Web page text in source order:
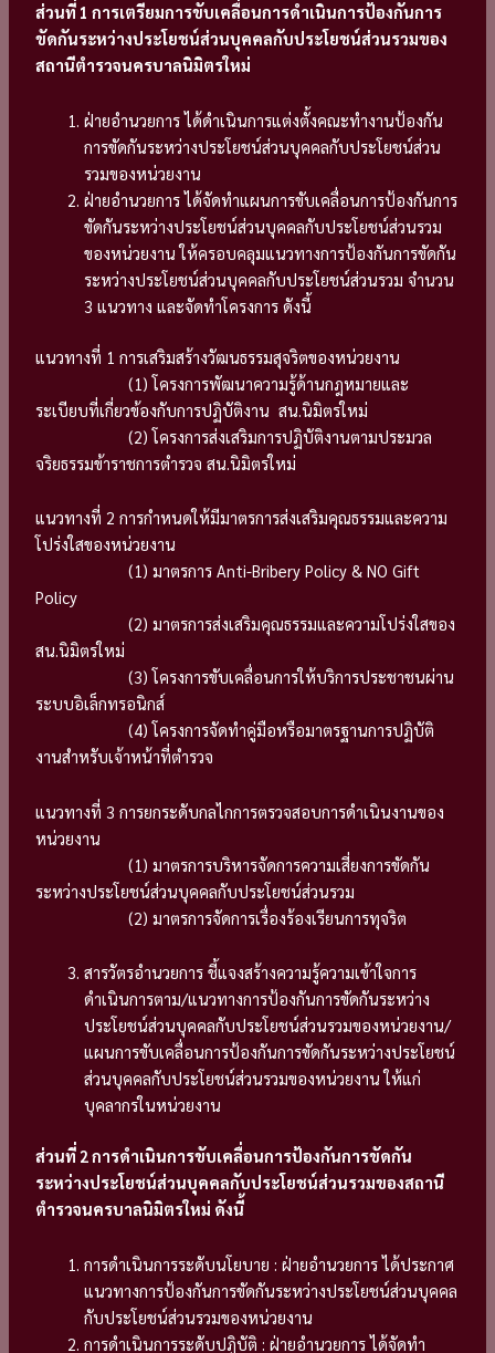
ส่วนที่ 1 การเตรียมการขับเคลื่อนการดำเนินการป้องกันการ
ขัดกันระหว่างประโยชน์ส่วนบุคคลกับประโยชน์ส่วนรวมของ
สถานีตำรวจนครบาลนิมิตรใหม่
ฝ่ายอำนวยการ ได้ดำเนินการแต่งตั้งคณะทำงานป้องกัน
การขัดกันระหว่างประโยชน์ส่วนบุคคลกับประโยชน์ส่วน
รวมของหน่วยงาน
ฝ่ายอำนวยการ ได้จัดทำแผนการขับเคลื่อนการป้องกันการ
ขัดกันระหว่างประโยชน์ส่วนบุคคลกับประโยชน์ส่วนรวม
ของหน่วยงาน ให้ครอบคลุมแนวทางการป้องกันการขัดกัน
ระหว่างประโยชน์ส่วนบุคคลกับประโยชน์ส่วนรวม จำนวน
3 แนวทาง และจัดทำโครงการ ดังนี้
แนวทางที่ 1 การเสริมสร้างวัฒนธรรมสุจริตของหน่วยงาน
(1) โครงการพัฒนาความรู้ด้านกฎหมายและ
ระเบียบที่เกี่ยวข้องกับการปฏิบัติงาน สน.นิมิตรใหม่
(2) โครงการส่งเสริมการปฏิบัติงานตามประมวล
จริยธรรมข้าราชการตำรวจ สน.นิมิตรใหม่
แนวทางที่ 2 การกำหนดให้มีมาตรการส่งเสริมคุณธรรมและความ
โปร่งใสของหน่วยงาน
(1) มาตรการ Anti-Bribery Policy & NO Gift
Policy
(2) มาตรการส่งเสริมคุณธรรมและความโปร่งใสของ
สน.นิมิตรใหม่
(3) โครงการขับเคลื่อนการให้บริการประชาชนผ่าน
ระบบอิเล็กทรอนิกส์
(4) โครงการจัดทำคู่มือหรือมาตรฐานการปฏิบัติ
งานสำหรับเจ้าหน้าที่ตำรวจ
แนวทางที่ 3 การยกระดับกลไกการตรวจสอบการดำเนินงานของ
หน่วยงาน
(1) มาตรการบริหารจัดการความเสี่ยงการขัดกัน
ระหว่างประโยชน์ส่วนบุคคลกับประโยชน์ส่วนรวม
(2) มาตรการจัดการเรื่องร้องเรียนการทุจริต
สารวัตรอำนวยการ ชี้แจงสร้างความรู้ความเข้าใจการ
ดำเนินการตาม/แนวทางการป้องกันการขัดกันระหว่าง
ประโยชน์ส่วนบุคคลกับประโยชน์ส่วนรวมของหน่วยงาน/
แผนการขับเคลื่อนการป้องกันการขัดกันระหว่างประโยชน์
ส่วนบุคคลกับประโยชน์ส่วนรวมของหน่วยงาน ให้แก่
บุคลากรในหน่วยงาน
ส่วนที่ 2 การดำเนินการขับเคลื่อนการป้องกันการขัดกัน
ระหว่างประโยชน์ส่วนบุคคลกับประโยชน์ส่วนรวมของสถานี
ตำรวจนครบาลนิมิตรใหม่ ดังนี้
การดำเนินการระดับนโยบาย : ฝ่ายอำนวยการ ได้ประกาศ
แนวทางการป้องกันการขัดกันระหว่างประโยชน์ส่วนบุคคล
กับประโยชน์ส่วนรวมของหน่วยงาน
การดำเนินการระดับปฏิบัติ : ฝ่ายอำนวยการ ได้จัดทำ